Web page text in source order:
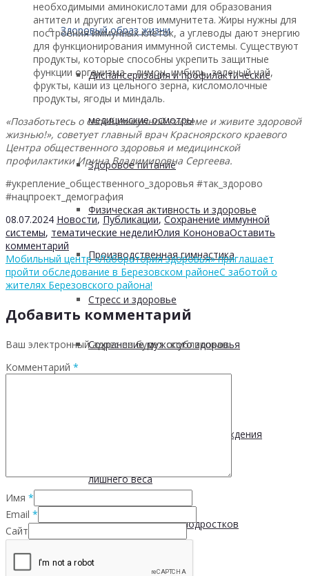
Здоровый образ жизни
Диспансеризация и профилактические
медицинские осмотры
Здоровое питание
Физическая активность и здоровье
Производственная гимнастика
Стресс и здоровье
Сохранение мужского здоровья
Основы здоровья и предупреждения
лишнего веса
Пищевые привычки подростков
Вред курения
необходимыми аминокислотами для образования
антител и других агентов иммунитета. Жиры нужны для
построения иммунных клеток, а углеводы дают энергию
для функционирования иммунной системы. Существуют
продукты, которые способны укрепить защитные
функции организма – лимон, имбирь, зеленый чай,
фрукты, каши из цельного зерна, кисломолочные
продукты, ягоды и миндаль.
«Позаботьтесь о своей иммунной системе и живите здоровой
жизнью!», советует главный врач Красноярского краевого
Центра общественного здоровья и медицинской
профилактики Ирина Владимировна Сергеева.
#укрепление_общественного_здоровья #так_здорово
#нацпроект_демография
08.07.2024 Новости, Публикации, Сохранение иммунной
системы, тематические неделиЮлия КононоваОставить
комментарий
Мобильный центр «Лаборатория здоровья» приглашает
пройти обследование в Березовском районеС заботой о
жителях Березовского района!
Добавить комментарий
Ваш электронный адрес не будет опубликован.
Комментарий *
Имя *
Email *
Сайт